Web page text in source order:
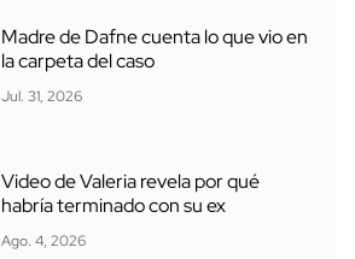
Madre de Dafne cuenta lo que vio en
la carpeta del caso
Jul. 31, 2026
Video de Valeria revela por qué
habría terminado con su ex
Ago. 4, 2026